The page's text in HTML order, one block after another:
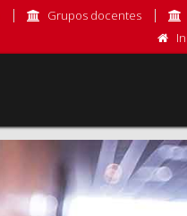
Grupos docentes